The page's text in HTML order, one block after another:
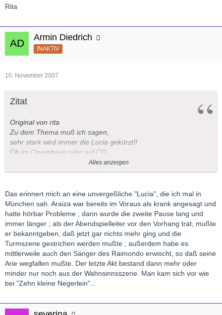
Rita
Armin Diedrich
INAKTIV
10. November 2007
Zitat
Original von rita
Zu dem Thema muß ich sagen,
sehr stark wird immer die Lucia gekürzt!!
Ob im Opernhaus oder auf CD.
Die Oper wird ja immer kürzer.
Rita
Alles anzeigen
Das erinnert mich an eine unvergeßliche "Lucia", die ich mal in
München sah. Araiza war bereits im Voraus als krank angesagt und
hatte hörbar Probleme ; dann wurde die zweite Pause lang und
immer länger ; als der Abendspielleiter vor den Vorhang trat, mußte
er bekanntgeben, daß jetzt gar nichts mehr ging und die
Turmszene gestrichen werden mußte ; außerdem habe es
mittlerweile auch den Sänger des Raimondo erwischt, so daß seine
Arie wegfallen mußte. Der letzte Akt bestand dann mehr oder
minder nur noch aus der Wahnsinnsszene. Man kam sich vor wie
bei "Zehn kleine Negerlein"...